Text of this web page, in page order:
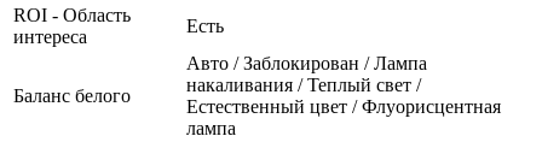
ROI - Область
интереса
Есть
Баланс белого
Авто / Заблокирован / Лампа
накаливания / Теплый свет /
Естественный цвет / Флуорисцентная
лампа